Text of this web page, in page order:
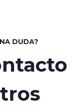
DUDA?